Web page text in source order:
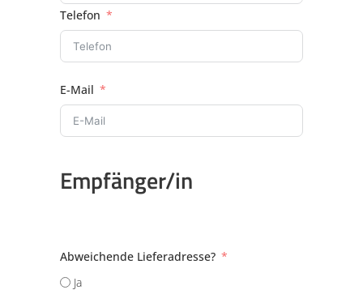
Telefon
E-Mail
Empfänger/in
Abweichende Lieferadresse?
Ja